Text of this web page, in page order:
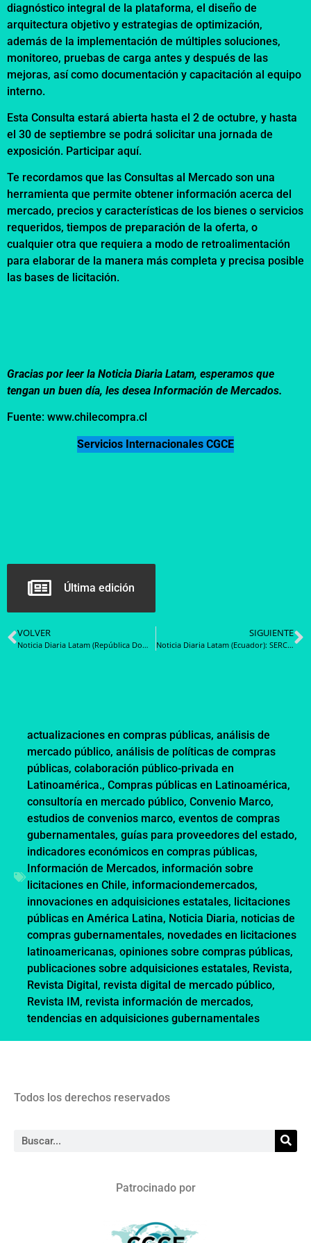
diagnóstico integral de la plataforma, el diseño de
arquitectura objetivo y estrategias de optimización,
además de la implementación de múltiples soluciones,
monitoreo, pruebas de carga antes y después de las
mejoras, así como documentación y capacitación al equipo
interno.
Esta Consulta estará abierta hasta el 2 de octubre, y hasta
el 30 de septiembre se podrá solicitar una jornada de
exposición. Participar aquí.
Te recordamos que las Consultas al Mercado son una
herramienta que permite obtener información acerca del
mercado, precios y características de los bienes o servicios
requeridos, tiempos de preparación de la oferta, o
cualquier otra que requiera a modo de retroalimentación
para elaborar de la manera más completa y precisa posible
las bases de licitación.
Gracias por leer la Noticia Diaria Latam, esperamos que
tengan un buen día, les desea Información de Mercados.
Fuente: www.chilecompra.cl
Servicios Internacionales CGCE
Última edición
VOLVER
Noticia Diaria Latam (República Dominicana): DGCP cancela y suspende 47 registros de proveedores condenados y procesados por corrupción
SIGUIENTE
Noticia Diaria Latam (Ecuador): SERCOP verifica en territorio la producción nacional de proveedores
actualizaciones en compras públicas, análisis de
mercado público, análisis de políticas de compras
públicas, colaboración público-privada en
Latinoamérica., Compras públicas en Latinoamérica,
consultoría en mercado público, Convenio Marco,
estudios de convenios marco, eventos de compras
gubernamentales, guías para proveedores del estado,
indicadores económicos en compras públicas,
Información de Mercados, información sobre
licitaciones en Chile, informaciondemercados,
innovaciones en adquisiciones estatales, licitaciones
públicas en América Latina, Noticia Diaria, noticias de
compras gubernamentales, novedades en licitaciones
latinoamericanas, opiniones sobre compras públicas,
publicaciones sobre adquisiciones estatales, Revista,
Revista Digital, revista digital de mercado público,
Revista IM, revista información de mercados,
tendencias en adquisiciones gubernamentales
Todos los derechos reservados
Patrocinado por